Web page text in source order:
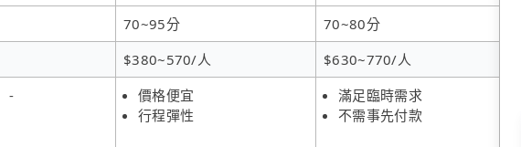
70~95分
70~80分
$380~570/人
$630~770/人
-
價格便宜
行程彈性
滿足臨時需求
不需事先付款